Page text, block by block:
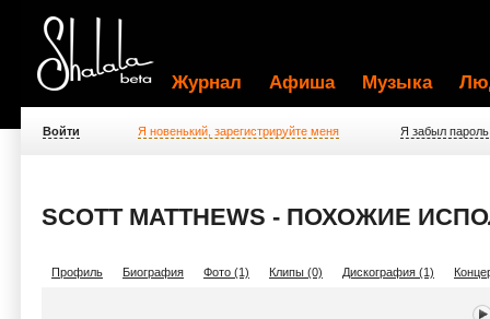
Журнал Афиша Музыка
Войти Я новенький, зарегистрируйте меня Я забыл пароль
SCOTT MATTHEWS - ПОХОЖИЕ
Профиль Биография Фото (1) Клипы (0) Дискография (1)